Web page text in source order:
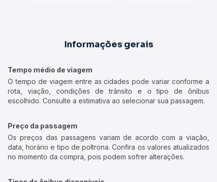
Informações gerais
Tempo médio de viagem
O tempo de viagem entre as cidades pode variar conforme a
rota, viação, condições de trânsito e o tipo de ônibus
escolhido. Consulte a estimativa ao selecionar sua passagem.
Preço da passagem
Os preços das passagens variam de acordo com a viação,
data, horário e tipo de poltrona. Confira os valores atualizados
no momento da compra, pois podem sofrer alterações.